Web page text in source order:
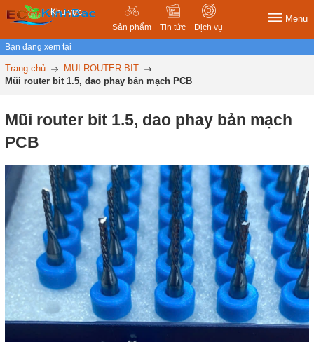
Khu vực
Sản phẩm
Tin tức Dịch vụ
Menu
Bạn đang xem tại
Trang chủ
MUI ROUTER BIT
Mũi router bit 1.5, dao phay bản mạch PCB
Mũi router bit 1.5, dao phay bản mạch
PCB